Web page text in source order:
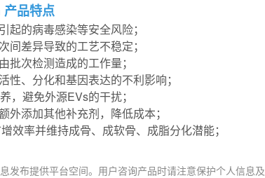
品特点
起的病毒感染等安全风险；
间差异导致的工艺不稳定；
批次检测造成的工作量；
、分化和基因表达的不利影响；
，避免外源EVs的干扰；
添加其他补充剂，降低成本；
效率并维持成骨、成软骨、成脂分化潜能；
发布提供平台空间。用户咨询产品时请注意保护个人信息及